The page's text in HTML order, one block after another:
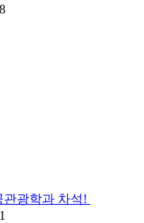
광학과 차석!